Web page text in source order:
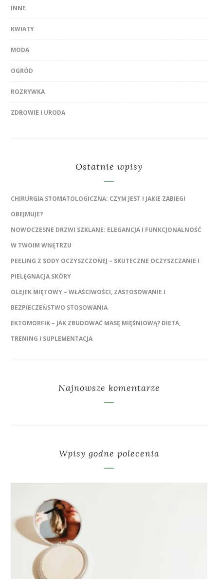
INNE
KWIATY
MODA
OGRÓD
ROZRYWKA
ZDROWIE I URODA
Ostatnie wpisy
CHIRURGIA STOMATOLOGICZNA: CZYM JEST I JAKIE ZABIEGI
OBEJMUJE?
NOWOCZESNE DRZWI SZKLANE: ELEGANCJA I FUNKCJONALNOŚĆ
W TWOIM WNĘTRZU
PEELING Z SODY OCZYSZCZONEJ – SKUTECZNE OCZYSZCZANIE I
PIELĘGNACJA SKÓRY
OLEJEK MIĘTOWY – WŁAŚCIWOŚCI, ZASTOSOWANIE I
BEZPIECZEŃSTWO STOSOWANIA
EKTOMORFIK – JAK ZBUDOWAĆ MASĘ MIĘŚNIOWĄ? DIETA,
TRENING I SUPLEMENTACJA
Najnowsze komentarze
Wpisy godne polecenia